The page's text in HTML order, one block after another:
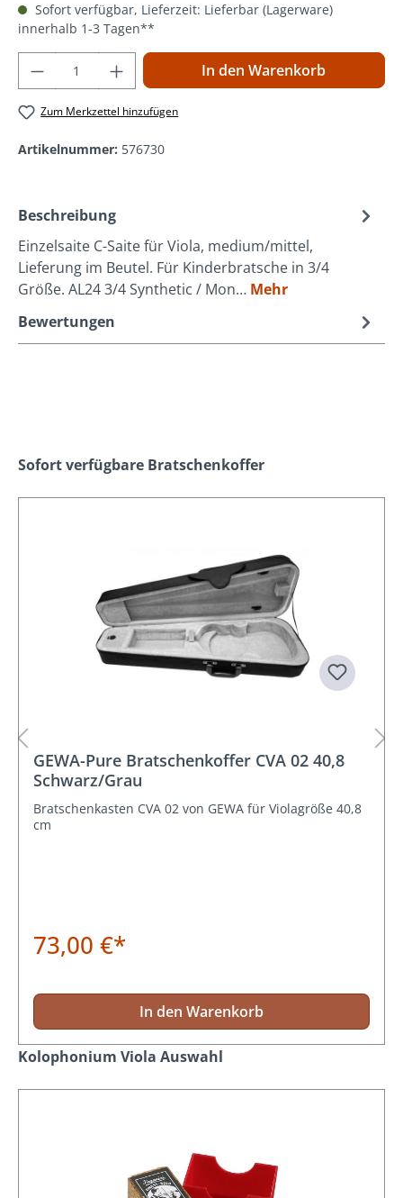
Sofort verfügbar, Lieferzeit: Lieferbar (Lagerware)
innerhalb 1-3 Tagen**
Produkt Anzahl: Gib den gewünschten
In den Warenkorb
Zum Merkzettel hinzufügen
Artikelnummer: 576730
Beschreibung
Einzelsaite C-Saite für Viola, medium/mittel,
Lieferung im Beutel. Für Kinderbratsche in 3/4
Größe. AL24 3/4 Synthetic / Mon… Mehr
Bewertungen
Produktgalerie überspringen
Sofort verfügbare Bratschenkoffer
GEWA-Pure Bratschenkoffer CVA 02 40,8
Schwarz/Grau
Bratschenkasten CVA 02 von GEWA für Violagröße 40,8
cm
73,00 €*
In den Warenkorb
Produktgalerie überspringen
Kolophonium Viola Auswahl